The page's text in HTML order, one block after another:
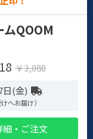
QOOM
￥3,080
日(金)
へお届け）
細・ご注文